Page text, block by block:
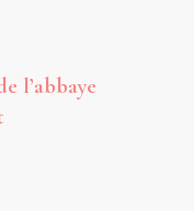
l’abbaye